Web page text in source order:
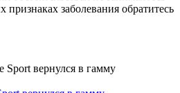
заболевания обратитесь